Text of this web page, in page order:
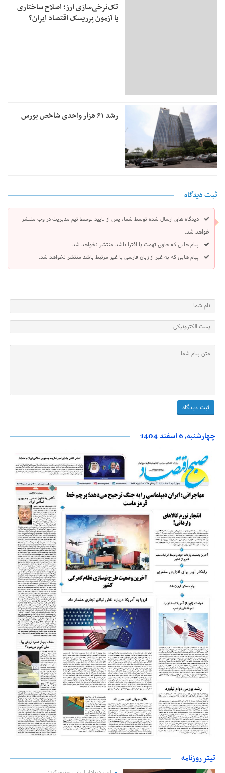
تک‌نرخی‌سازی ارز؛ اصلاح ساختاری
یا آزمون پرریسک اقتصاد ایران؟
رشد ۶۱ هزار واحدی شاخص بورس
ثبت دیدگاه
دیدگاه های ارسال شده توسط شما، پس از تایید توسط تیم مدیریت در وب منتشر
خواهد شد.
پیام هایی که حاوی تهمت یا افترا باشد منتشر نخواهد شد.
پیام هایی که به غیر از زبان فارسی یا غیر مرتبط باشد منتشر نخواهد شد.
چهارشنبه، 6 اسفند 1404
تیتر روزنامه